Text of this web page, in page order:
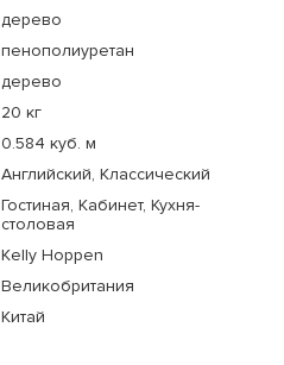
дерево
пенополиуретан
дерево
20 кг
0.584 куб. м
Английский, Классический
Гостиная, Кабинет, Кухня-
столовая
Kelly Hoppen
Великобритания
Китай